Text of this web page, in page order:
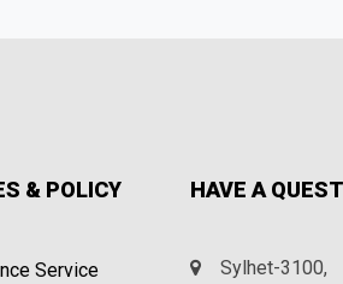
& POLICY
Service
HAVE A
Sylhet-3100,